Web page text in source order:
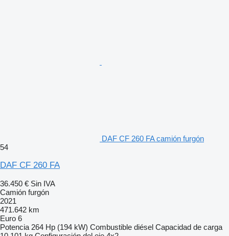
DAF CF 260 FA camión furgón
54
DAF CF 260 FA
36.450 € Sin IVA
Camión furgón
2021
471.642 km
Euro 6
Potencia 264 Hp (194 kW) Combustible diésel Capacidad de carga